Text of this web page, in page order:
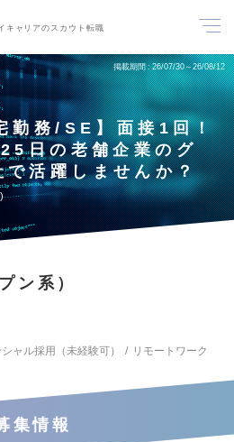
キャリアのスカウト転職
掲載期間 26/07/30～26/08/12
勤務/SE】面接1回！
日の老舗企業のグ
で活躍しませんか？
ン系）
ャル採用（未経験可）
リモートワーク
集情報